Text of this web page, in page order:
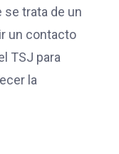
trata de un
un contacto
TSJ para
la